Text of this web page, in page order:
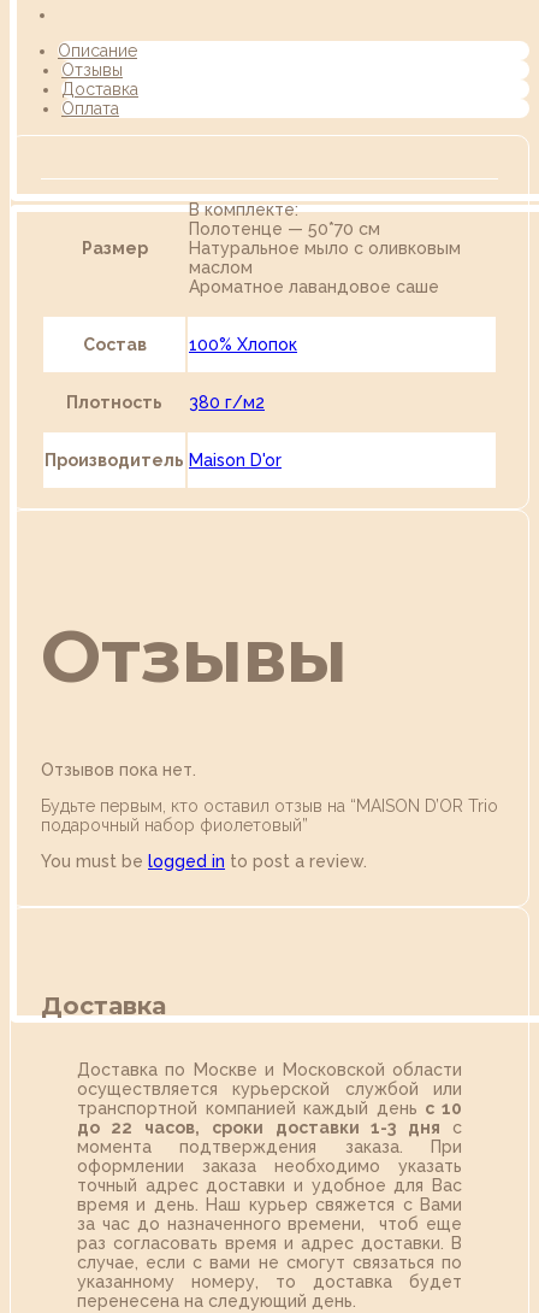
Описание
Отзывы
Доставка
Оплата
Размер
В комплекте:
Полотенце — 50*70 см
Натуральное мыло с оливковым
маслом
Ароматное лавандовое саше
Состав 100% Хлопок
Плотность 380 г/м2
Производитель Maison D'or
Отзывы
Отзывов пока нет.
Будьте первым, кто оставил отзыв на “MAISON D’OR Trio
подарочный набор фиолетовый”
You must be logged in to post a review.
Доставка
Доставка по Москве и Московской области
осуществляется курьерской службой или
транспортной компанией каждый день с 10
до 22 часов,
сроки доставки 1-3 дня с
момента подтверждения заказа. При
оформлении заказа необходимо указать
точный адрес доставки и удобное для Вас
время и день. Наш курьер свяжется с Вами
за час до назначенного времени, чтоб еще
раз согласовать время и адрес доставки. В
случае, если с вами не смогут связаться по
указанному номеру, то доставка будет
перенесена на следующий день.